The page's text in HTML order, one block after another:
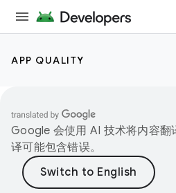
APP QUALITY
Google 会使用 AI 技术将内容翻
译可能包含错误。